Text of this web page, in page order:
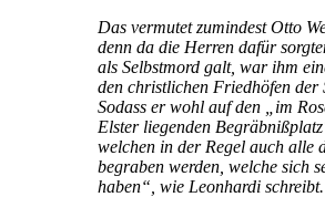
Das vermutet zumindest Otto
denn da die Herren dafür
als Selbstmord galt, war ihm
den christlichen Friedhöfen der
Sodass er wohl auf den „im
Elster liegenden
welchen in der Regel auch alle
begraben werden, welche sich
haben“, wie Leonhardi schreibt.